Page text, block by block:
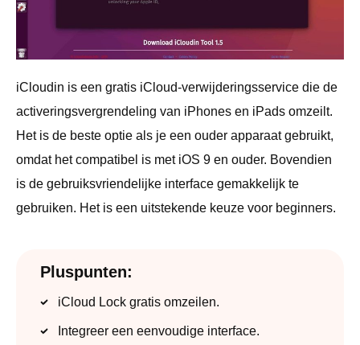
iCloudin is een gratis iCloud-verwijderingsservice die de
activeringsvergrendeling van iPhones en iPads omzeilt.
Het is de beste optie als je een ouder apparaat gebruikt,
omdat het compatibel is met iOS 9 en ouder. Bovendien
is de gebruiksvriendelijke interface gemakkelijk te
gebruiken. Het is een uitstekende keuze voor beginners.
Pluspunten:
iCloud Lock gratis omzeilen.
Integreer een eenvoudige interface.